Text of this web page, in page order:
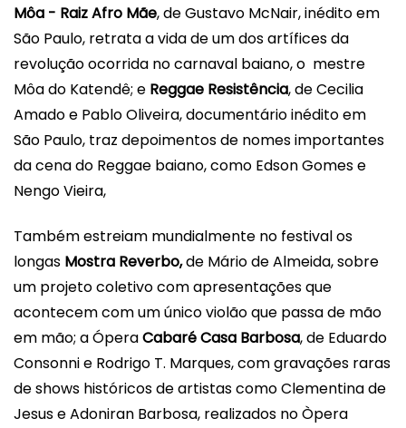
Môa - Raiz Afro Mãe, de Gustavo McNair, inédito em
São Paulo, retrata a vida de um dos artífices da
revolução ocorrida no carnaval baiano, o mestre
Môa do Katendê; e Reggae Resistência, de Cecilia
Amado e Pablo Oliveira, documentário inédito em
São Paulo, traz depoimentos de nomes importantes
da cena do Reggae baiano, como Edson Gomes e
Nengo Vieira,
Também estreiam mundialmente no festival os
longas Mostra Reverbo,de Mário de Almeida, sobre
um projeto coletivo com apresentações que
acontecem com um único violão que passa de mão
em mão; a ÓperaCabaré Casa Barbosa, de Eduardo
Consonni e Rodrigo T. Marques, com gravações raras
de shows históricos de artistas como Clementina de
Jesus e Adoniran Barbosa, realizados no Òpera